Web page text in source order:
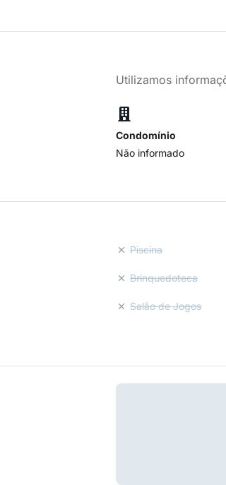
Utilizamos
Condomínio
Não informado
Piscina
Brinquedoteca
Salão de Jogos